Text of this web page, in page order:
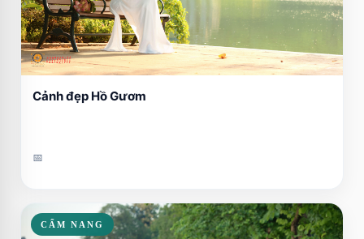
Cảnh đẹp Hồ Gươm
📅
CẨM NANG